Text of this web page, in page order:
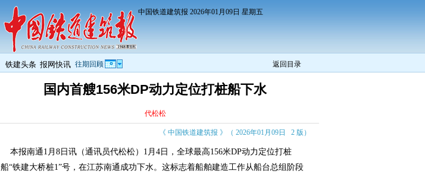
中国铁道建筑报 2026年01月09日 星期五
铁建头条 报网快讯 往期回顾 返回目录
国内首艘156米DP动力定位打桩船下水
代松松
《 中国铁道建筑报 》（ 2026年01月09日 2 版）
本报南通1月8日讯（通讯员代松松）1月4日，全球最高156米DP动力定位打桩
船“铁建大桥桩1”号，在江苏南通成功下水。这标志着船舶建造工作从船台总组阶段